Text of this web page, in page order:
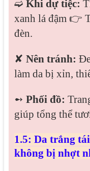
➫ Khi dự tiệc:
xanh lá đậm 👉
đèn.
✘ Nên tránh:
làm da bị xỉn,
➻ Phối đồ:
giúp tổng thể
1.5: Da trắng
không bị nhợt